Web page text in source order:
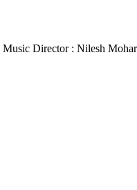
Music Director : Nilesh